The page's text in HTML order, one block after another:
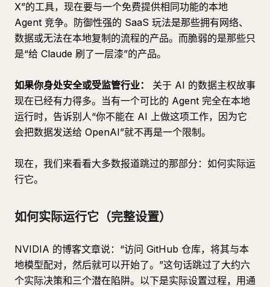
X”的工具，现在要与一个免费提供相同功能的本地
Agent 竞争。防御性强的 SaaS 玩法是那些拥有网络、
数据或无法在本地复制的流程的产品。而脆弱的是那些只
是“给 Claude 刷了一层漆”的产品。
如果你身处安全或受监管行业：
关于 AI 的数据主权故事
现在已经有力得多。当有一个可比的 Agent 完全在本地
运行时，告诉别人“你不能在 AI 上做这项工作，因为它
会把数据发送给 OpenAI”就不再是一个限制。
现在，我们来看看大多数报道跳过的那部分：如何实际运
行它。
如何实际运行它（完整设置）
NVIDIA 的博客文章说：“访问 GitHub 仓库，将其与本
地模型配对，然后就可以开始了。”这句话跳过了大约六
个实际决策和三个潜在陷阱。以下是实际设置过程，用通